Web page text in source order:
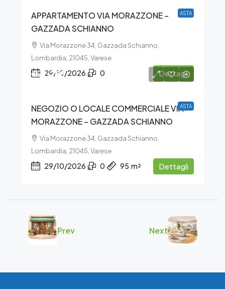
ASTA
APPARTAMENTO VIA MORAZZONE –
GAZZADA SCHIANNO
Via Morazzone 34, Gazzada Schianno,
Lombardia, 21045, Varese
29/10/2026 0 Dettagli
ASTA
€71.250
NEGOZIO O LOCALE COMMERCIALE VIA
MORAZZONE – GAZZADA SCHIANNO
Via Morazzone 34, Gazzada Schianno,
Lombardia, 21045, Varese
29/10/2026 0 95 m² Dettagli
Prev Next